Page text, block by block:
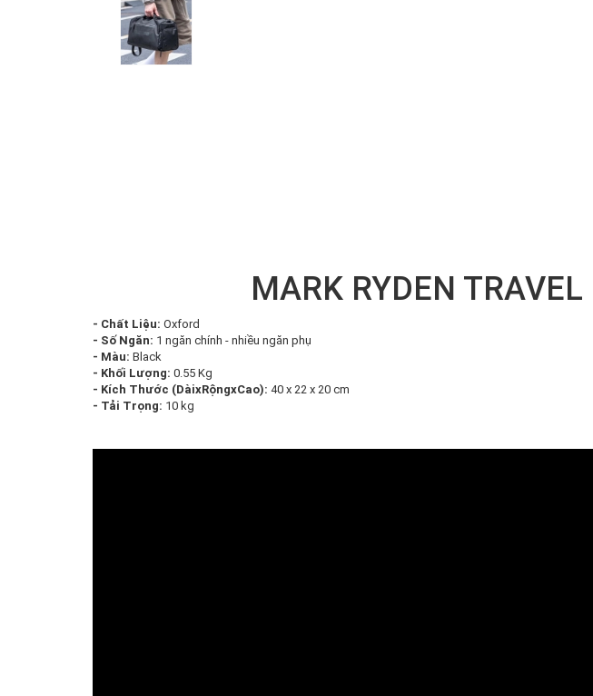
MARK RYDEN
- Chất Liệu: Oxford
- Số Ngăn: 1 ngăn chính - nhiều ngăn phụ
- Màu: Black
- Khối Lượng: 0.55 Kg
- Kích Thước (DàixRộngxCao): 40 x 22 x 20 cm
- Tải Trọng: 10 kg